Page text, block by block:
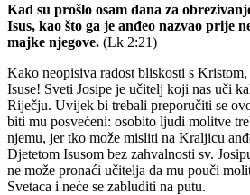
Kad su prošlo osam dana za
Isus, kao što ga je anđeo nazvao prije
majke njegove. (Lk 2:21)
Kako neopisiva radost bliskosti s
Isuse! Sveti Josipe je učitelj koji nas uči
Riječju. Uvijek bi trebali preporučiti se
biti mu posvećeni: osobito ljudi molitve
njemu, jer tko može misliti na Kraljicu
Djetetom Isusom bez zahvalnosti sv.
ne može pronaći učitelja da mu pouči
Svetaca i neće se zabluditi na putu.